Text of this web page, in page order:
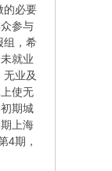
的必要
参与
组，希
就业
业及
使无
期城
上海
4期，